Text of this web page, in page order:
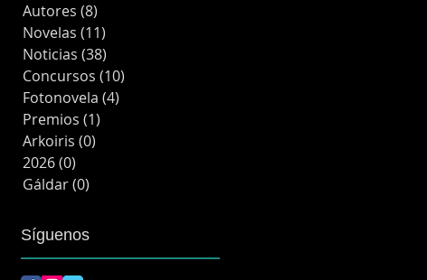
Autores (8)
Novelas (11)
Noticias (38)
Concursos (10)
Fotonovela (4)
Premios (1)
Arkoiris (0)
2026(0)
Gáldar(0)
Síguenos